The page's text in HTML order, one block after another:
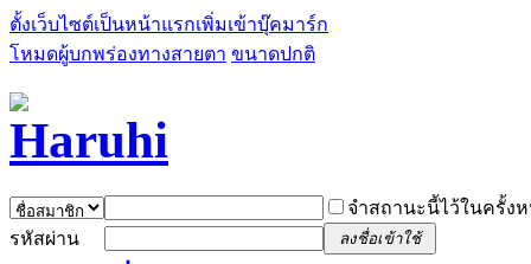
ตั้งเว็บไซต์เป็นหน้าแรกเพิ่มเข้าบุ๊คมาร์ก
โหมดผู้บกพร่องทางสายตา ขนาดปกติ
จำสถานะนี้ไว้ในครั้ง
รหัสผ่าน
ลงชื่อเข้าใช้